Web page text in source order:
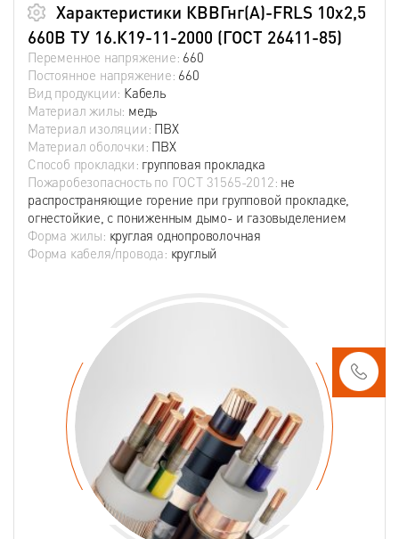
Характеристики КВВГнг(А)-FRLS 10х2,5
660В ТУ 16.К19-11-2000 (ГОСТ 26411-85)
Переменное напряжение: 660
Постоянное напряжение: 660
Вид продукции: Кабель
Материал жилы: медь
Материал изоляции: ПВХ
Материал оболочки: ПВХ
Способ прокладки: групповая прокладка
Пожаробезопасность по ГОСТ 31565-2012: не
распространяющие горение при групповой прокладке,
огнестойкие, с пониженным дымо- и газовыделением
Форма жилы: круглая однопроволочная
Форма кабеля/провода: круглый